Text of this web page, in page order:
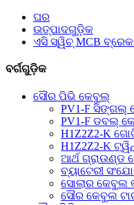
ଘର
ଉତ୍ପାଦଗୁଡ଼ିକ
ଏସି ସ୍ୱିଚ୍ MCB
ବର୍ଗଗୁଡ଼ିକ
ସୌର ପିଭି କେବୁଲ୍
PV1-F ସିଙ୍ଗଲ୍
PV1-F ଡବଲ୍
H1Z2Z2-K
H1Z2Z2-K
ଆର୍ଥ ଗ୍ରାଉଣ୍ଡ
ବ୍ୟାଟେରୀ
ସୋଲାର କେବୁଲ
ସୌର କେବୁଲ